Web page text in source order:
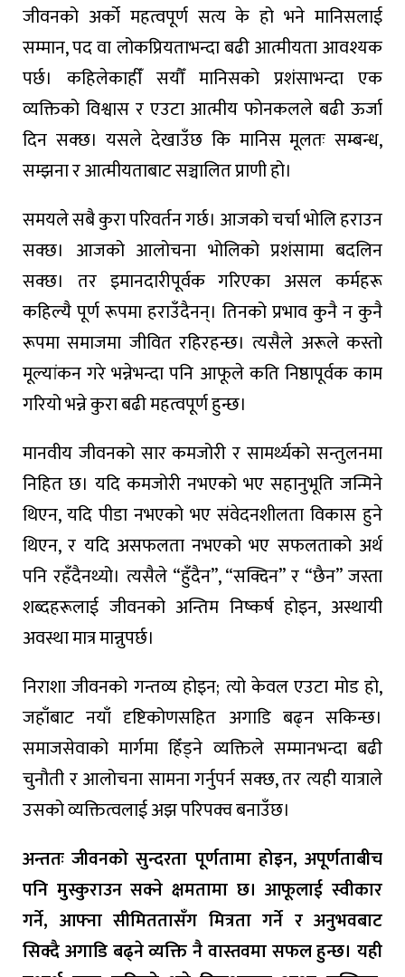
जीवनको अर्को महत्वपूर्ण सत्य के हो भने मानिसलाई
सम्मान, पद वा लोकप्रियताभन्दा बढी आत्मीयता आवश्यक
पर्छ। कहिलेकाहीँ सयौँ मानिसको प्रशंसाभन्दा एक
व्यक्तिको विश्वास र एउटा आत्मीय फोनकलले बढी ऊर्जा
दिन सक्छ। यसले देखाउँछ कि मानिस मूलतः सम्बन्ध,
सम्झना र आत्मीयताबाट सञ्चालित प्राणी हो।
समयले सबै कुरा परिवर्तन गर्छ। आजको चर्चा भोलि हराउन
सक्छ। आजको आलोचना भोलिको प्रशंसामा बदलिन
सक्छ। तर इमानदारीपूर्वक गरिएका असल कर्महरू
कहिल्यै पूर्ण रूपमा हराउँदैनन्। तिनको प्रभाव कुनै न कुनै
रूपमा समाजमा जीवित रहिरहन्छ। त्यसैले अरूले कस्तो
मूल्यांकन गरे भन्नेभन्दा पनि आफूले कति निष्ठापूर्वक काम
गरियो भन्ने कुरा बढी महत्वपूर्ण हुन्छ।
मानवीय जीवनको सार कमजोरी र सामर्थ्यको सन्तुलनमा
निहित छ। यदि कमजोरी नभएको भए सहानुभूति जन्मिने
थिएन, यदि पीडा नभएको भए संवेदनशीलता विकास हुने
थिएन, र यदि असफलता नभएको भए सफलताको अर्थ
पनि रहँदैनथ्यो। त्यसैले “हुँदैन”, “सक्दिन” र “छैन” जस्ता
शब्दहरूलाई जीवनको अन्तिम निष्कर्ष होइन, अस्थायी
अवस्था मात्र मान्नुपर्छ।
निराशा जीवनको गन्तव्य होइन; त्यो केवल एउटा मोड हो,
जहाँबाट नयाँ दृष्टिकोणसहित अगाडि बढ्न सकिन्छ।
समाजसेवाको मार्गमा हिँड्ने व्यक्तिले सम्मानभन्दा बढी
चुनौती र आलोचना सामना गर्नुपर्न सक्छ, तर त्यही यात्राले
उसको व्यक्तित्वलाई अझ परिपक्व बनाउँछ।
अन्ततः जीवनको सुन्दरता पूर्णतामा होइन, अपूर्णताबीच
पनि मुस्कुराउन सक्ने क्षमतामा छ। आफूलाई स्वीकार
गर्ने, आफ्ना सीमिततासँग मित्रता गर्ने र अनुभवबाट
सिक्दै अगाडि बढ्ने व्यक्ति नै वास्तवमा सफल हुन्छ। यही